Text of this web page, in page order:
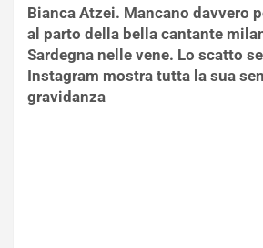
Bianca Atzei. Mancano davvero
al parto della bella cantante
Sardegna nelle vene. Lo scatto
Instagram mostra tutta la sua
gravidanza